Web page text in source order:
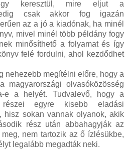
keresztül, mire eljut a
csak akkor fog igazán
az a jó a kiadónak, ha minél
mivel minél több példány fogy
minősíthető a folyamat és így
felé fordulni, ahol kezdődhet
nehezebb megítélni előre, hogy a
magyarországi olvasóközösség
e a helyét. Tudvalevő, hogy a
részei egyre kisebb eladási
hisz sokan vannak olyanok, akik
rész után abbahagyják az
nem tartozik az ő ízlésükbe,
legalább megadták neki.